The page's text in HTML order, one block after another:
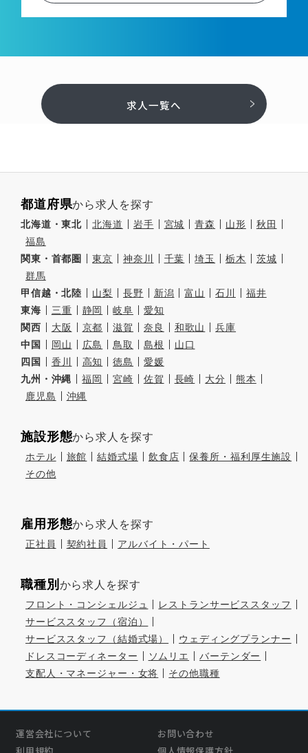
求人一覧へ
都道府県から求人を探す
北海道・東北 北海道 岩手 宮城 青森 山形
秋田
福島
関東・首都圏
東京 神奈川 千葉 埼玉 栃木
茨城
群馬
甲信越・北陸
山梨 長野 新潟 富山 石川
福井
東海
三重 静岡 岐阜
愛知
関西
大阪 京都 滋賀 奈良 和歌山
兵庫
中国
岡山 広島 鳥取 島根
山口
四国
香川 高知 徳島
愛媛
九州・沖縄
福岡 宮崎 佐賀 長崎 大分
熊本
鹿児島
沖縄
施設形態から求人を探す
ホテル 旅館 結婚式場 飲食店
保養所・福利厚生施設
その他
雇用形態から求人を探す
正社員 契約社員 アルバイト・パート
職種別 から求人を探す
フロント・コンシェルジュ
レストランサービススタッフ
サービススタッフ（宿泊）
サービススタッフ（結婚式場）
ウェディングプランナー
ドレスコーディネーター
ソムリエ
バーテンダー
支配人・マネージャー・女将
その他職種
運営会社について
お問い合わせ